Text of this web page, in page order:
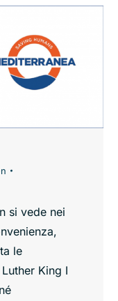
si vede nei
le
King I